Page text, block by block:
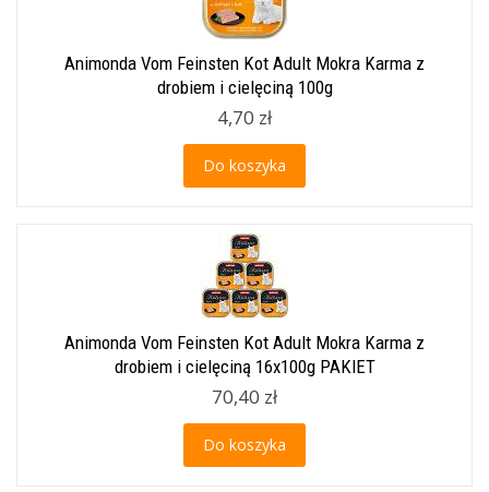
Animonda Vom Feinsten Kot Adult Mokra Karma z
drobiem i cielęciną 100g
4,70 zł
Do koszyka
Animonda Vom Feinsten Kot Adult Mokra Karma z
drobiem i cielęciną 16x100g PAKIET
70,40 zł
Do koszyka